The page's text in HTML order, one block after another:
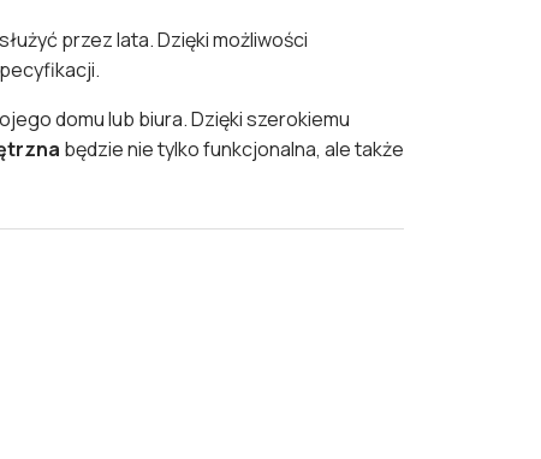
przez lata. Dzięki możliwości
domu lub biura. Dzięki szerokiemu
będzie nie tylko funkcjonalna, ale także